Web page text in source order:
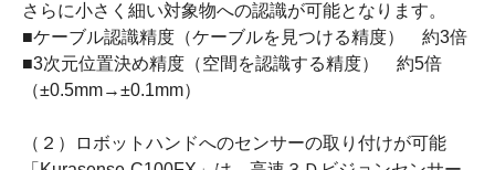
さらに小さく細い対象物への認識が可能となります。
■ケーブル認識精度（ケーブルを見つける精度） 約3倍
■3次元位置決め精度（空間を認識する精度） 約5倍
（±0.5mm→±0.1mm）
（２）ロボットハンドへのセンサーの取り付けが可能